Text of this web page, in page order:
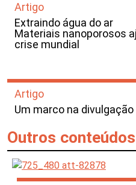
Artigo
Extraindo água do ar
Materiais nanoporosos
crise mundial
Artigo
Um marco na
Outros